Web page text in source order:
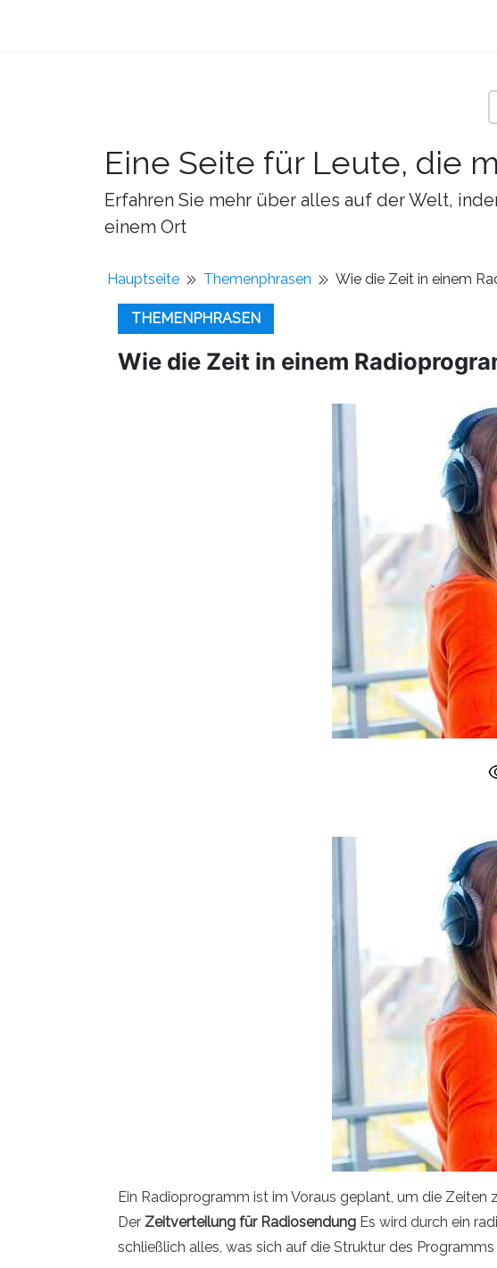
Eine Seite für Leute, die
Erfahren Sie mehr über alles auf der Welt,
einem Ort
Hauptseite Themenphrasen Wie die Zeit in einem
THEMENPHRASEN
Wie die Zeit in einem
Ein Radioprogramm ist im Voraus geplant, um die Zeiten
Der Zeitverteilung für Radiosendung Es wird durch ein
schließlich alles, was sich auf die Struktur des